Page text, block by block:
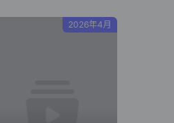
2026年4月